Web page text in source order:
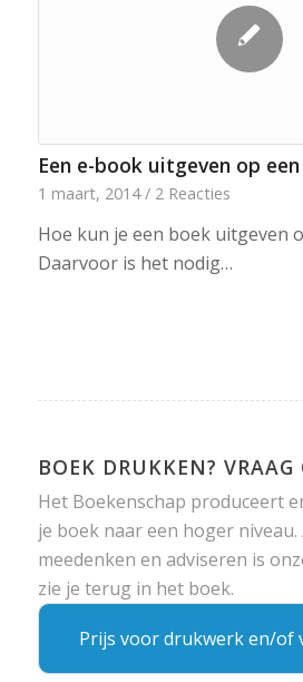
Een e-book uitgeven op
1 maart, 2014 / 2 Reacties
Hoe kun je een boek uitgeven
Daarvoor is het nodig…
BOEK DRUKKEN? VRAAG
Het Boekenschap produceert
je boek naar een hoger niveau.
meedenken en adviseren is
zie je terug in het boek.
Prijs voor drukwerk en/of